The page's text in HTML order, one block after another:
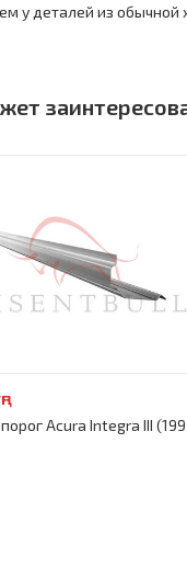
у деталей из обычной
Acura Integra III